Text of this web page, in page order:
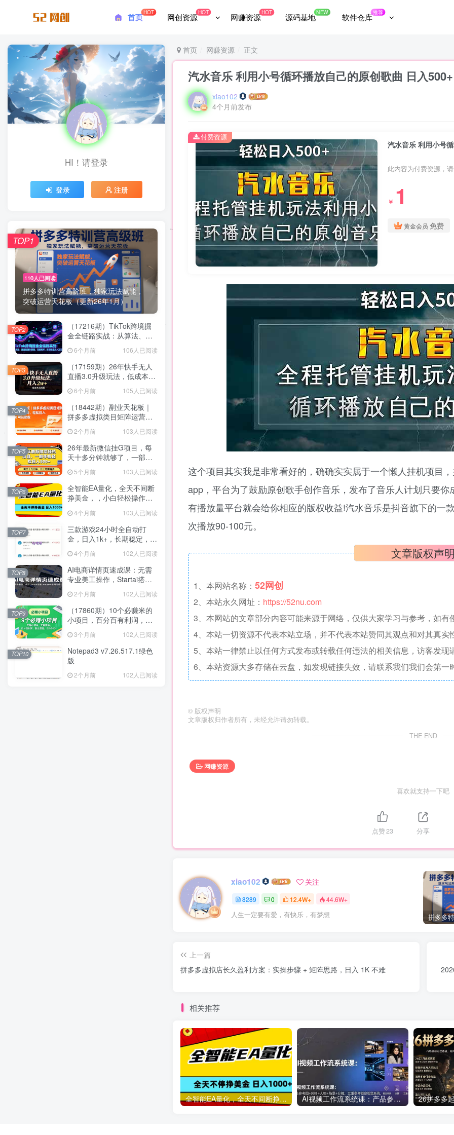
首页HOT 网创资源HOT 网赚资源HOT 源码基地NEW 软件仓库推荐
首页 网赚资源 正文
汽水音乐 利用小号循环播放自己的原创歌曲 日入500+
xiao102
4个月前发布
汽水音乐 利用小号
此内容为付费资源，
￥ 1
黄金会员 免费
付费资源
这个项目其实我是非常看好的，确确实实属于一个懒人挂机项目
app，平台为了鼓励原创歌手创作音乐，发布了音乐人计划只要
有播放量平台就会给你相应的版权收益!汽水音乐是抖音旗下的一
次播放90-100元。
文章版权声
1、本网站名称： 52网创
2、本站永久网址： https://52nu.com
3、本网站的文章部分内容可能来源于网络，仅供大家学习与参考，如
4、本站一切资源不代表本站立场，并不代表本站赞同其观点和对其真实
5、本站一律禁止以任何方式发布或转载任何违法的相关信息，访客发现
6、本站资源大多存储在云盘，如发现链接失效，请联系我们我们会第一
© 版权声明
文章版权归作者所有，未经允许请勿转载。
THE END
网赚资源
喜欢就支持一下吧
点赞23 分享
xiao102 关注
8289 0 12.4W+ 44.6W+
人生一定要有爱，有快乐，有梦想
上一篇
拼多多虚拟店长久盈利方案：实操步骤 + 矩阵思路，日入 1K 不难
相关推荐
全智能EA量化，全天不间断挣美金，，小白轻松操作，日入1000+ AI视频工作流系统课：产品参考图+风格+人物+场景+分镜，五重参考锁定视觉系统，稳定产出高质量视频
HI！请登录
登录 注册
110人已阅读
拼多多特训营高阶班，独家玩法赋能，
突破运营天花板（更新26年1月）
TOP1
（17216期）TikTok跨境掘
金全链路实战：从算法、选
品到团队管理，打通闭环，
实现稳定月入万刀
6个月前 106人已阅读
TOP2
（17159期）26年快手无人
直播3.0升级玩法，低成本高
回报，月入2w+
6个月前 105人已阅读
TOP3
（18442期）副业天花板｜
拼多多虚拟类目矩阵运营全
攻略，轻松日入 1K 可长期
做2个月前 103人已阅读
TOP4
26年最新微信挂G项目，每
天十多分钟就够了，一部手
机，轻松日入5张【揭秘】
5个月前 103人已阅读
TOP5
全智能EA量化，全天不间断
挣美金，，小白轻松操作，
4个月前 103人已阅读
TOP6
三款游戏24小时全自动打
金，日入1k+，长期稳定，绿
4个月前 102人已阅读
TOP7
AI电商详情页速成课：无需
专业美工操作，Startai搭配
2个月前 102人已阅读
TOP8
（17860期）10个必赚米的
小项目，百分百有利润，无
500+3个月前 102人已阅读
TOP9
Notepad3 v7.26.517.1绿色
版
2个月前 102人已阅读
TOP10